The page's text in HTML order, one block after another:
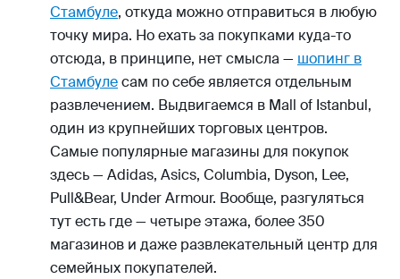
Стамбуле, откуда можно отправиться в любую
точку мира. Но ехать за покупками куда-то
отсюда, в принципе, нет смысла — шопинг в
Стамбулесам по себе является отдельным
развлечением. Выдвигаемся в Mall of Istanbul,
один из крупнейших торговых центров.
Самые популярные магазины для покупок
здесь — Adidas, Asics, Columbia, Dyson, Lee,
Pull&Bear, Under Armour. Вообще, разгуляться
тут есть где — четыре этажа, более 350
магазинов и даже развлекательный центр для
семейных покупателей.